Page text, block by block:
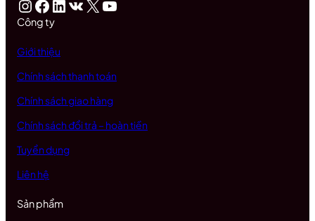
InstagramFacebook LinkedIn VK X Youtube
Công ty
Giới thiệu
Chính sách thanh toán
Chính sách giao hàng
Chính sách đổi trả – hoàn tiền
Tuyển dụng
Liên hệ
Sản phẩm